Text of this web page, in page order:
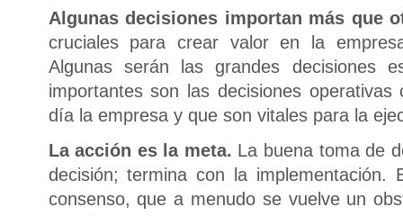
Algunas decisiones importan más que
cruciales para crear valor en la
Algunas serán las grandes decisiones
importantes son las decisiones
día la empresa y que son vitales para la
La acción es la meta. La buena toma de
decisión; termina con la
consenso, que a menudo se vuelve un